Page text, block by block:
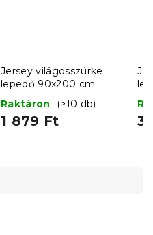
Jersey világosszürke
lepedő 90x200 cm
Raktáron
(>10 db)
1 879 Ft 3